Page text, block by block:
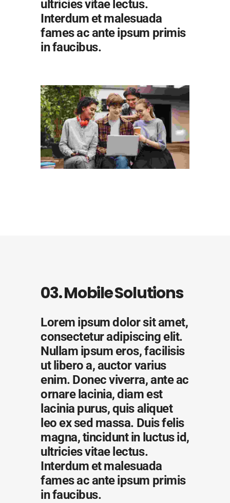
ultricies vitae lectus.
Interdum et malesuada
fames ac ante ipsum primis
in faucibus.
03. Mobile Solutions
Lorem ipsum dolor sit amet,
consectetur adipiscing elit.
Nullam ipsum eros, facilisis
ut libero a, auctor varius
enim. Donec viverra, ante ac
ornare lacinia, diam est
lacinia purus, quis aliquet
leo ex sed massa. Duis felis
magna, tincidunt in luctus id,
ultricies vitae lectus.
Interdum et malesuada
fames ac ante ipsum primis
in faucibus.